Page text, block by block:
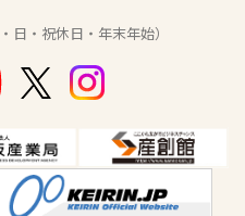
・祝休日・年末年始）